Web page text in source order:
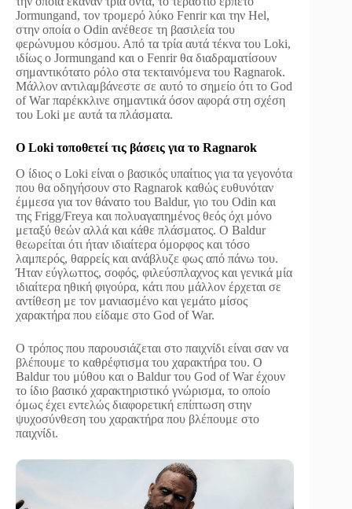
Jormungand, τον τρομερό λύκο Fenrir και την Hel,
στην οποία ο Odin ανέθεσε τη βασιλεία του
φερώνυμου κόσμου. Από τα τρία αυτά τέκνα του Loki,
ιδίως ο Jormungand και ο Fenrir θα διαδραματίσουν
σημαντικότατο ρόλο στα τεκταινόμενα του Ragnarok.
Μάλλον αντιλαμβάνεστε σε αυτό το σημείο ότι το God
of War παρέκκλινε σημαντικά όσον αφορά στη σχέση
του Loki με αυτά τα πλάσματα.
Ο Loki τοποθετεί τις βάσεις για το Ragnarok
Ο ίδιος ο Loki είναι ο βασικός υπαίτιος για τα γεγονότα
που θα οδηγήσουν στο Ragnarok καθώς ευθυνόταν
έμμεσα για τον θάνατο του Baldur, γιο του Odin και
της Frigg/Freya και πολυαγαπημένος θεός όχι μόνο
μεταξύ θεών αλλά και κάθε πλάσματος. Ο Baldur
θεωρείται ότι ήταν ιδιαίτερα όμορφος και τόσο
λαμπερός, θαρρείς και ανάβλυζε φως από πάνω του.
Ήταν εύγλωττος, σοφός, φιλεύσπλαχνος και γενικά μία
ιδιαίτερα ηθική φιγούρα, κάτι που μάλλον έρχεται σε
αντίθεση με τον μανιασμένο και γεμάτο μίσος
χαρακτήρα που είδαμε στο God of War.
Ο τρόπος που παρουσιάζεται στο παιχνίδι είναι σαν να
βλέπουμε το καθρέφτισμα του χαρακτήρα του. Ο
Baldur του μύθου και ο Baldur του God of War έχουν
το ίδιο βασικό χαρακτηριστικό γνώρισμα, το οποίο
όμως έχει εντελώς διαφορετική επίπτωση στην
ψυχοσύνθεση του χαρακτήρα που βλέπουμε στο
παιχνίδι.